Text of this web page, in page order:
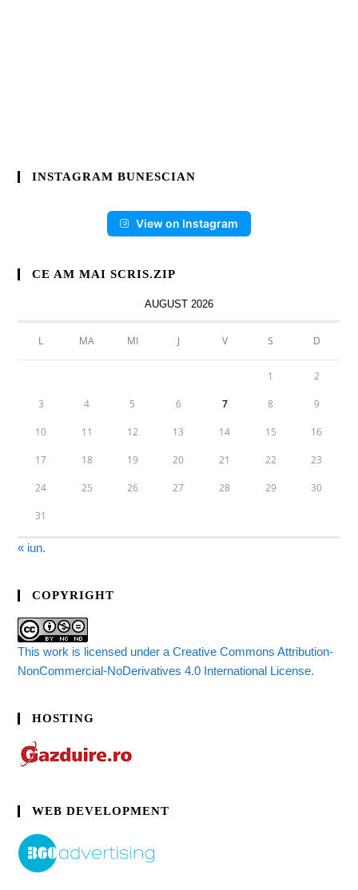
INSTAGRAM BUNESCIAN
View on Instagram
CE AM MAI SCRIS.ZIP
AUGUST 2026
L MA MI J V S D
1 2
3 4 5 6 7 8 9
10 11 12 13 14 15 16
17 18 19 20 21 22 23
24 25 26 27 28 29 30
31
« iun.
COPYRIGHT
This work is licensed under a Creative Commons Attribution-
NonCommercial-NoDerivatives 4.0 International License.
HOSTING
WEB DEVELOPMENT